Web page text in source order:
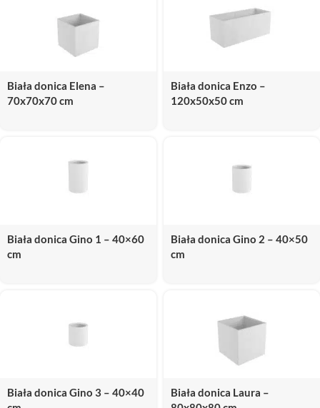
Biała donica Elena –
70x70x70 cm
Biała donica Enzo –
120x50x50 cm
Biała donica Gino 1 – 40×60
cm
Biała donica Gino 2 – 40×50
cm
Biała donica Gino 3 – 40×40
Biała donica Laura –